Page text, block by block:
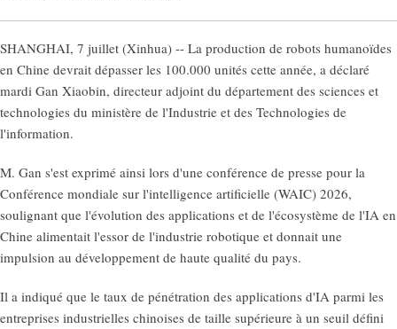
SHANGHAI, 7 juillet (Xinhua) -- La production de robots humanoïdes
en Chine devrait dépasser les 100.000 unités cette année, a déclaré
mardi Gan Xiaobin, directeur adjoint du département des sciences et
technologies du ministère de l'Industrie et des Technologies de
l'information.
M. Gan s'est exprimé ainsi lors d'une conférence de presse pour la
Conférence mondiale sur l'intelligence artificielle (WAIC) 2026,
soulignant que l'évolution des applications et de l'écosystème de l'IA en
Chine alimentait l'essor de l'industrie robotique et donnait une
impulsion au développement de haute qualité du pays.
Il a indiqué que le taux de pénétration des applications d'IA parmi les
entreprises industrielles chinoises de taille supérieure à un seuil défini